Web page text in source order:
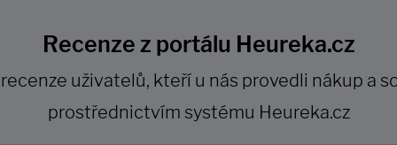
Recenze z portálu Heureka.cz
uživatelů, kteří u nás provedli nákup a
prostřednictvím systému Heureka.cz